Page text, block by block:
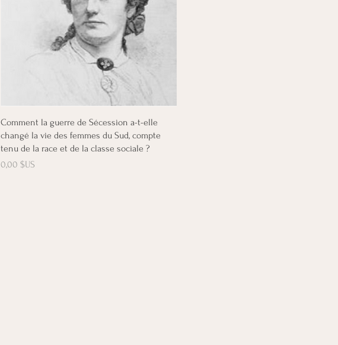
Aperçu rapide
Comment la guerre de Sécession a-t-elle
changé la vie des femmes du Sud, compte
tenu de la race et de la classe sociale ?
Prix
0,00 $US